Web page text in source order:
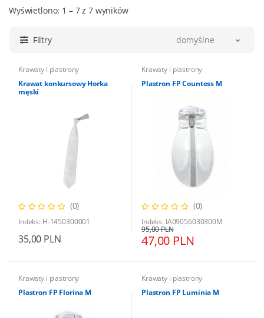
Wyświetlono: 1 – 7 z 7 wyników
Filtry domyślne
Krawaty i plastrony
Krawat konkursowy Horka
męski
(0)
Indeks: H-1450300001
35,00 PLN
Krawaty i plastrony
Plastron FP Countess M
(0)
Indeks: IA09056030300M
47,00 PLN
95,00 PLN
Krawaty i plastrony
Plastron FP Florina M
Krawaty i plastrony
Plastron FP Luminia M